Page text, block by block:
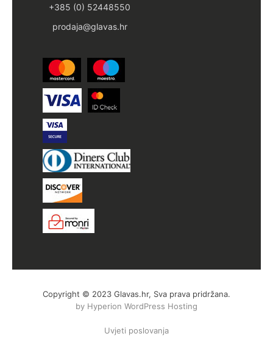
+385 (0) 52448550
prodaja@glavas.hr
Copyright © 2023 Glavas.hr, Sva prava pridržana.
by Hyperion WordPress Hosting
Uvjeti poslovanja